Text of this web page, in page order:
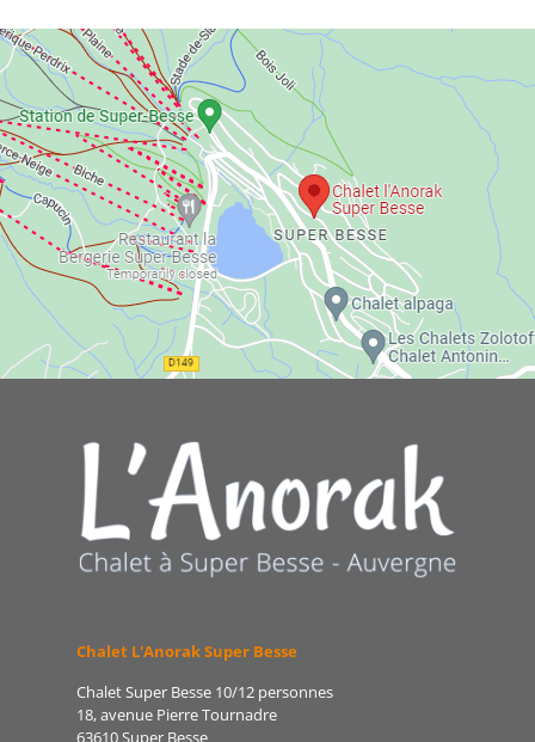
Chalet L'Anorak Super Besse
Chalet Super Besse 10/12 personnes
18, avenue Pierre Tournadre
63610 Super Besse